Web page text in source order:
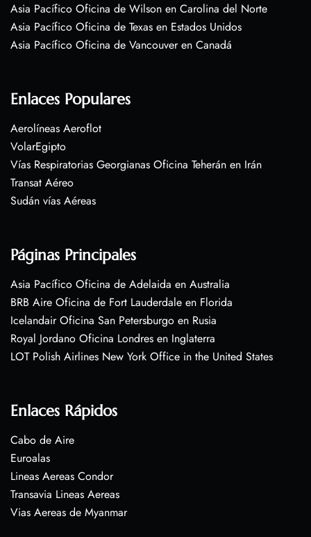
Asia Pacífico Oficina de Wilson en Carolina del Norte
Asia Pacífico Oficina de Texas en Estados Unidos
Asia Pacífico Oficina de Vancouver en Canadá
Enlaces Populares
Aerolíneas Aeroflot
VolarEgipto
Vías Respiratorias Georgianas Oficina Teherán en Irán
Transat Aéreo
Sudán vías Aéreas
Páginas Principales
Asia Pacífico Oficina de Adelaida en Australia
BRB Aire Oficina de Fort Lauderdale en Florida
Icelandair Oficina San Petersburgo en Rusia
Royal Jordano Oficina Londres en Inglaterra
LOT Polish Airlines New York Office in the United States
Enlaces Rápidos
Cabo de Aire
Euroalas
Lineas Aereas Condor
Transavia Lineas Aereas
Vias Aereas de Myanmar